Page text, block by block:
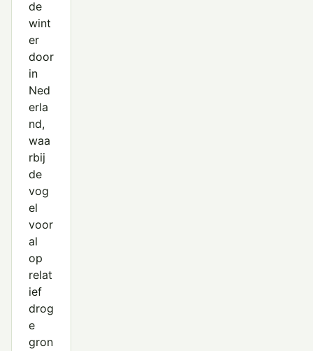
de
wint
er
door
in
Ned
erla
nd,
waa
rbij
de
vog
el
voor
al
op
relat
ief
drog
e
gron